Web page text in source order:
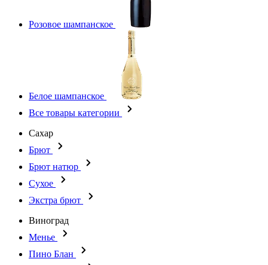
Розовое шампанское
Белое шампанское
Все товары категории
Сахар
Брют
Брют натюр
Сухое
Экстра брют
Виноград
Менье
Пино Блан